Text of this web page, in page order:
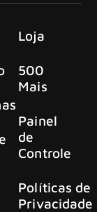
Loja
500
Mais
Painel
de
Controle
Políticas de
Privacidade